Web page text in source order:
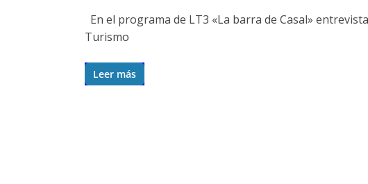
En el programa de LT3 «La barra de Casal»
Turismo
Leer más